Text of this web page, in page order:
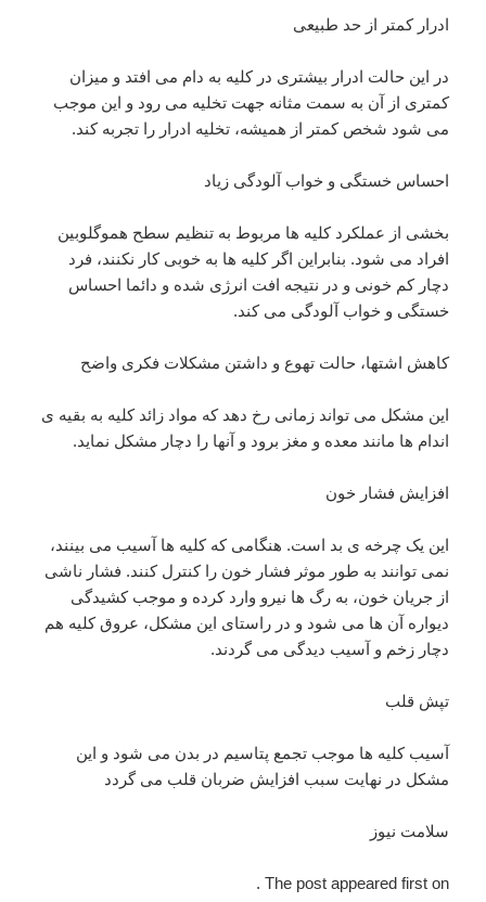
ادرار کمتر از حد طبیعی
در این حالت ادرار بیشتری در کلیه به دام می افتد و میزان
کمتری از آن به سمت مثانه جهت تخلیه می رود و این موجب
می شود شخص کمتر از همیشه، تخلیه ادرار را تجربه کند.
احساس خستگی و خواب آلودگی زیاد
بخشی از عملکرد کلیه ها مربوط به تنظیم سطح هموگلوبین
افراد می شود. بنابراین اگر کلیه ها به خوبی کار نکنند، فرد
دچار کم خونی و در نتیجه افت انرژی شده و دائما احساس
خستگی و خواب آلودگی می کند.
کاهش اشتها، حالت تهوع و داشتن مشکلات فکری واضح
این مشکل می تواند زمانی رخ دهد که مواد زائد کلیه به بقیه ی
اندام ها مانند معده و مغز برود و آنها را دچار مشکل نماید.
افزایش فشار خون
این یک چرخه ی بد است. هنگامی که کلیه ها آسیب می بینند،
نمی توانند به طور موثر فشار خون را کنترل کنند. فشار ناشی
از جریان خون، به رگ ها نیرو وارد کرده و موجب کشیدگی
دیواره آن ها می شود و در راستای این مشکل، عروق کلیه هم
دچار زخم و آسیب دیدگی می گردند.
تپش قلب
آسیب کلیه ها موجب تجمع پتاسیم در بدن می شود و این
مشکل در نهایت سبب افزایش ضربان قلب می گردد
سلامت نیوز
The post appeared first on .